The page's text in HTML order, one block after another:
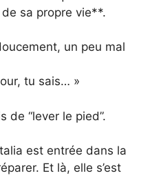
sa propre vie**.
un peu mal
tu sais… »
de “lever le pied”.
est entrée dans la
Et là, elle s’est